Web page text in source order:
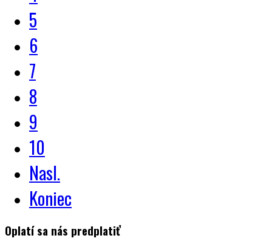
5
6
7
8
9
10
Nasl.
Koniec
Oplatí sa nás predplatiť